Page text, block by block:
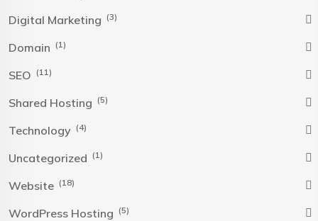
Digital Marketing (3)
Domain (1)
SEO (11)
Shared Hosting (5)
Technology (4)
Uncategorized (1)
Website (18)
WordPress Hosting (5)